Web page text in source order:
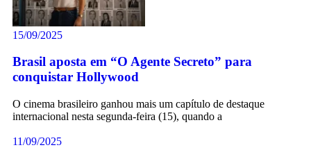
15/09/2025
Brasil aposta em “O Agente Secreto” para
conquistar Hollywood
O cinema brasileiro ganhou mais um capítulo de destaque
internacional nesta segunda-feira (15), quando a
11/09/2025